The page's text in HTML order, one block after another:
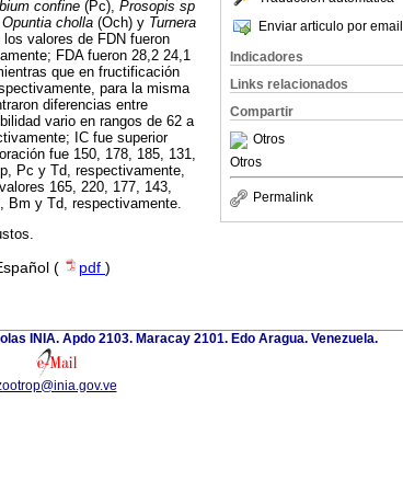
Enviar articulo por email
Indicadores
Links relacionados
Compartir
Otros
Otros
Permalink
confine (Pc), Prosopis sp
Opuntia cholla (Och) y Turnera
valores de FDN fueron
FDA fueron 28,2 24,1
que en fructificación
para la misma
diferencias entre
vario en rangos de 62 a
IC fue superior
fue 150, 178, 185, 131,
Pc y Td, respectivamente,
165, 220, 177, 143,
Bm y Td, respectivamente.
( pdf )
INIA. Apdo 2103. Maracay 2101. Edo Aragua. Venezuela.